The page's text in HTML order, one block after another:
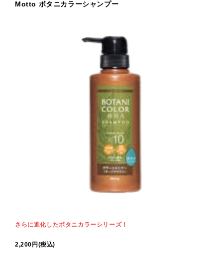
Motto ボタニカラーシャンプー
さらに進化したボタニカラーシリーズ！
2,200円(税込)